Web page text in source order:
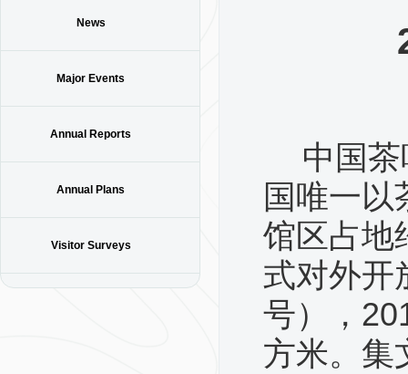
News
Major Events
Annual Reports
Annual Plans
Visitor Surveys
中国
国唯一以
馆区占地
式对外开
号），
方米。集